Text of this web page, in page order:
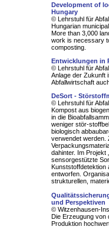
Development of
Hungary
© Lehrstuhl für
Hungarian
More than 3,000
work is necessary
composting.
Entwicklungen in
© Lehrstuhl für
Anlage der Zukunft
Abfallwirtschaft
DeSort -
© Lehrstuhl für
Kompost aus
in die
weniger stör-
biologisch
verwendet werden.
dahinter. Im Projekt
sensorgestützte
Kunststoffdetektion
entworfen.
strukturellen,
und Perspektiven
© Witzenhausen-
Die Erzeugung von
Produktion